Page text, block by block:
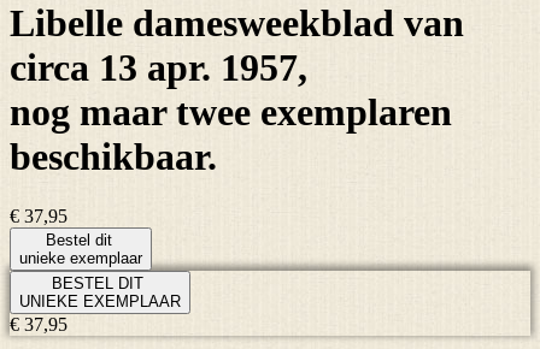
Libelle damesweekblad van
circa 13 apr. 1957,
nog maartwee exemplaren
beschikbaar.
€ 37,95
Bestel dit
unieke exemplaar
BESTEL DIT
UNIEKE EXEMPLAAR
€ 37,95